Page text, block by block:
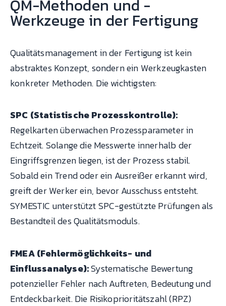
QM-Methoden und -
Werkzeuge in der Fertigung
Qualitätsmanagement in der Fertigung ist kein
abstraktes Konzept, sondern ein Werkzeugkasten
konkreter Methoden. Die wichtigsten:
SPC (Statistische Prozesskontrolle):
Regelkarten überwachen Prozessparameter in
Echtzeit. Solange die Messwerte innerhalb der
Eingriffsgrenzen liegen, ist der Prozess stabil.
Sobald ein Trend oder ein Ausreißer erkannt wird,
greift der Werker ein, bevor Ausschuss entsteht.
SYMESTIC unterstützt SPC-gestützte Prüfungen als
Bestandteil des Qualitätsmoduls.
FMEA (Fehlermöglichkeits- und
Einflussanalyse):Systematische Bewertung
potenzieller Fehler nach Auftreten, Bedeutung und
Entdeckbarkeit. Die Risikoprioritätszahl (RPZ)